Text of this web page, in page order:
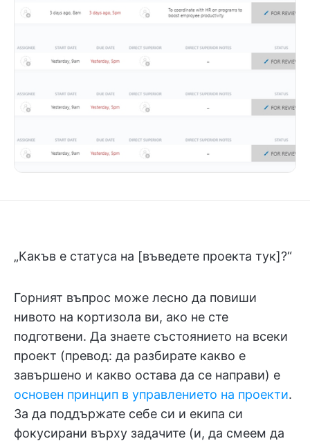
„Какъв е статуса на [въведете проекта тук]?“
Горният въпрос може лесно да повиши
нивото на кортизола ви, ако не сте
подготвени. Да знаете състоянието на всеки
проект (превод: да разбирате какво е
завършено и какво остава да се направи) е
основен принцип в управлението на проекти.
За да поддържате себе си и екипа си
фокусирани върху задачите (и, да смеем да